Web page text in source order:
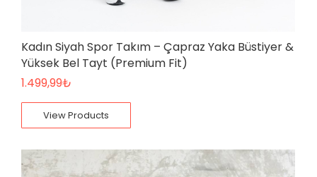
Kadın Siyah Spor Takım – Çapraz Yaka Büstiyer &
Yüksek Bel Tayt (Premium Fit)
1.499,99₺
View Products